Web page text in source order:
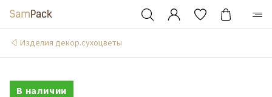
Изделия декор.сухоцветы
В наличии